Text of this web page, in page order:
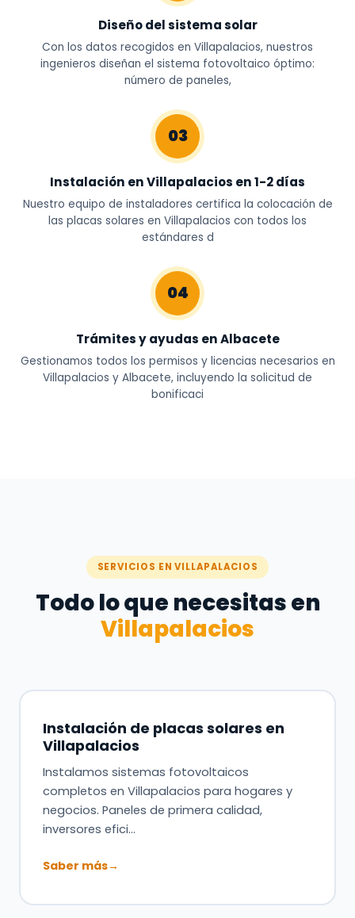
Diseño del sistema solar
Con los datos recogidos en Villapalacios, nuestros
ingenieros diseñan el sistema fotovoltaico óptimo:
número de paneles,
03
Instalación en Villapalacios en 1-2 días
Nuestro equipo de instaladores certifica la colocación de
las placas solares en Villapalacios con todos los
estándares d
04
Trámites y ayudas en Albacete
Gestionamos todos los permisos y licencias necesarios en
Villapalacios y Albacete, incluyendo la solicitud de
bonificaci
SERVICIOS EN VILLAPALACIOS
Todo lo que necesitas en
Villapalacios
Instalación de placas solares en
Villapalacios
Instalamos sistemas fotovoltaicos
completos en Villapalacios para hogares y
negocios. Paneles de primera calidad,
inversores efici…
Saber más→